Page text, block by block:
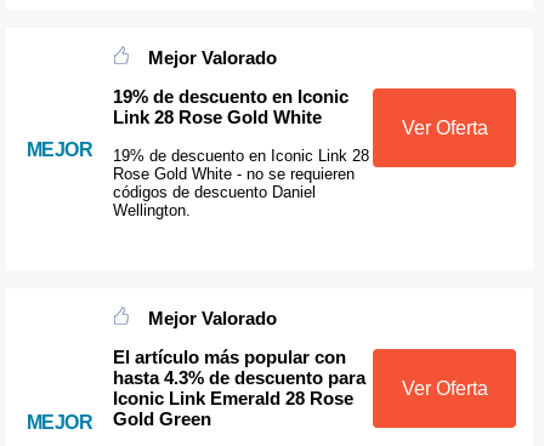
MEJOR
Mejor Valorado
19% de descuento en Iconic
Link 28 Rose Gold White
19% de descuento en Iconic Link 28
Rose Gold White - no se requieren
códigos de descuento Daniel
Wellington.
Ver Oferta
MEJOR
Mejor Valorado
El artículo más popular con
hasta 4.3% de descuento para
Iconic Link Emerald 28 Rose
Gold Green
Ver Oferta